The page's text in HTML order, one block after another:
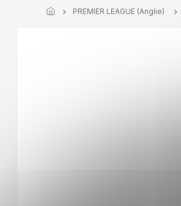
PREMIER LEAGUE (Anglie)